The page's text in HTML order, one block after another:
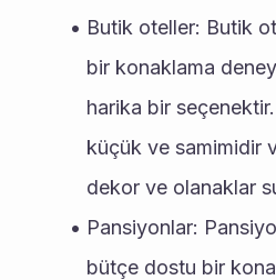
Butik oteller: Butik
bir konaklama
harika bir
küçük ve samimidir
dekor ve olanaklar
Pansiyonlar:
bütçe dostu bir